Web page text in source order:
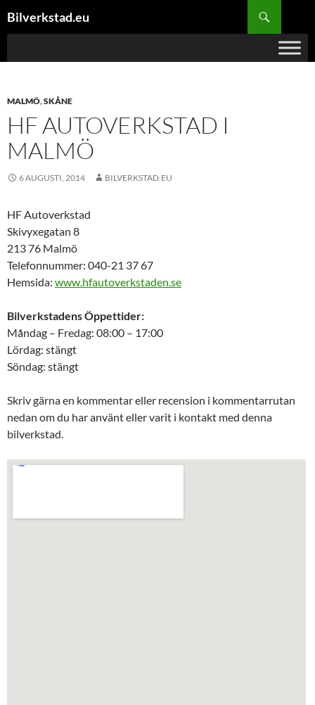
tillBilverkstad.eu
MALMÖ,SKÅNE
HF AUTOVERKSTAD I
MALMÖ
6 AUGUSTI, 2014 BILVERKSTAD.EU
HF Autoverkstad
Skivyxegatan 8
213 76 Malmö
Telefonnummer: 040-21 37 67
Hemsida: www.hfautoverkstaden.se
Bilverkstadens Öppettider:
Måndag – Fredag: 08:00 – 17:00
Lördag: stängt
Söndag: stängt
Skriv gärna en kommentar eller recension i kommentarrutan
nedan om du har använt eller varit i kontakt med denna
bilverkstad.